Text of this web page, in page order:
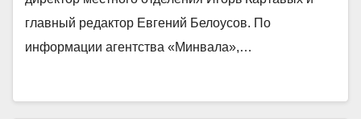
главный редактор Евгений Белоусов. По
информации агентства «Минвала»,…